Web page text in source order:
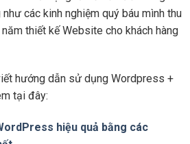
các kinh nghiệm quý báu mình thu
thiết kế Website cho khách hàng
hướng dẫn sử dụng Wordpress +
tại đây:
hiệu quả bằng các